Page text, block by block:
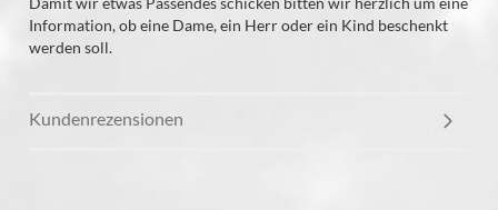
Information, ob eine Dame, ein Herr oder ein Kind beschenkt
werden soll.
Kundenrezensionen